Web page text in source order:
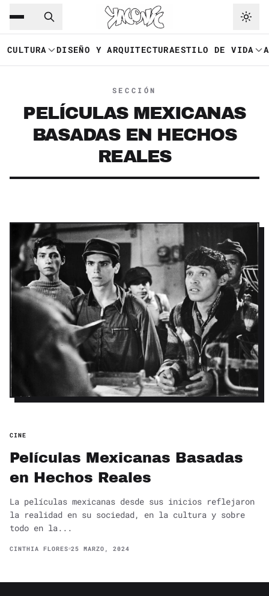
Saltar al contenido principal
CULTURA DISEÑO Y ARQUITECTURAESTILO DE VIDA
SECCIÓN
PELÍCULAS MEXICANAS
BASADAS EN HECHOS
REALES
CINE
Películas Mexicanas Basadas
en Hechos Reales
La películas mexicanas desde sus inicios reflejaron
la realidad en su sociedad, en la cultura y sobre
todo en la...
CINTHIA FLORES 25 MARZO, 2024